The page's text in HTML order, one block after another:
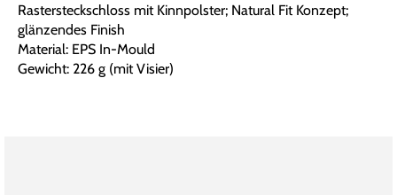
Rastersteckschloss mit Kinnpolster; Natural Fit Konzept;
glänzendes Finish
Material: EPS In-Mould
Gewicht: 226 g (mit Visier)